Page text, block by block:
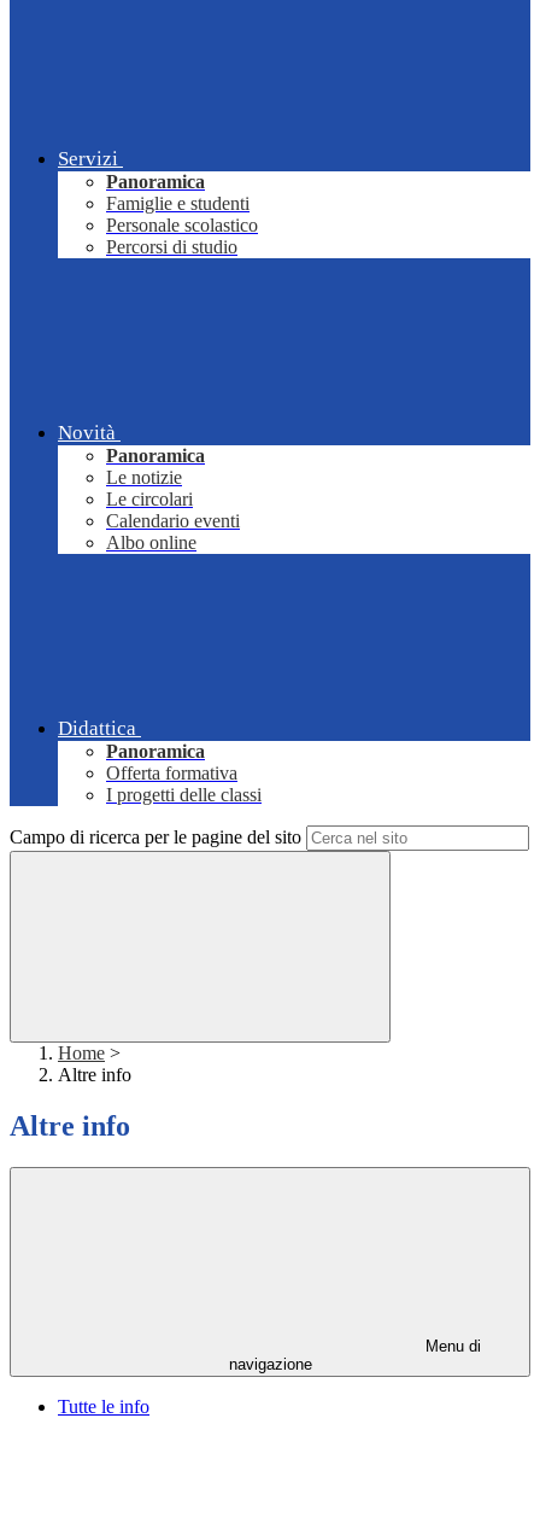
Servizi
Panoramica
Famiglie e studenti
Personale scolastico
Percorsi di studio
Novità
Panoramica
Le notizie
Le circolari
Calendario eventi
Albo online
Didattica
Panoramica
Offerta formativa
I progetti delle classi
Campo di ricerca per le pagine del sito
Home >
Altre info
Altre info
Menu di
navigazione
Tutte le info